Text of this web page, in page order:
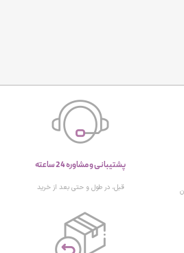
پشتیبانی و مشاوره 24 ساعته
قبل، در طول و حتی بعد از خرید